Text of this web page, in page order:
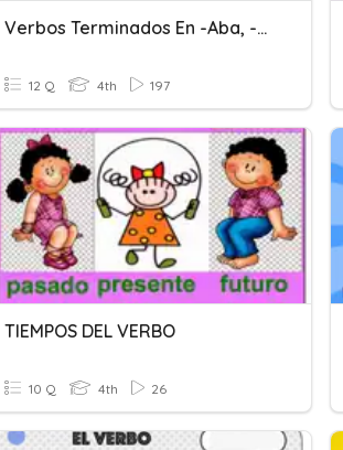
Verbos Terminados En -aba, -abas, -ábamos...
12 Q 4th 197
TIEMPOS DEL VERBO
10 Q 4th 26